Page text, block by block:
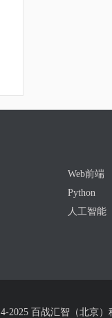
Web前端
Python
人工智能
2025 百战汇智（北京